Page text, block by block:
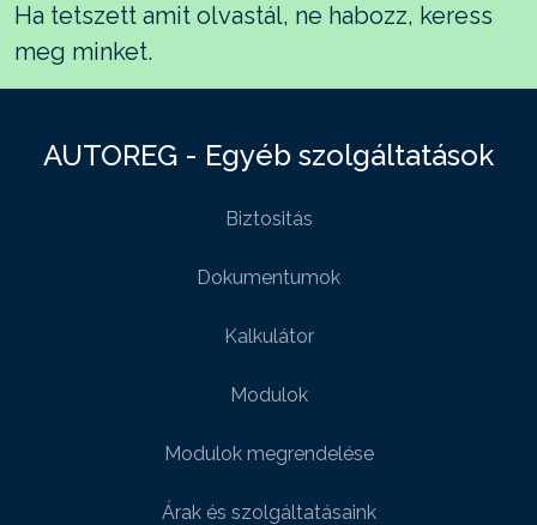
Ha tetszett amit olvastál, ne habozz, keress
meg minket.
AUTOREG - Egyéb szolgáltatások
Biztositás
Dokumentumok
Kalkulátor
Modulok
Modulok megrendelése
Árak és szolgáltatásaink